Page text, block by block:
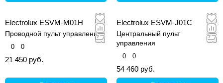
Electrolux ESVM-M01H
Проводной пульт управления
0 0
21 450 руб.
Electrolux ESVM-J01C
Центральный пульт
управления
0 0
54 460 руб.